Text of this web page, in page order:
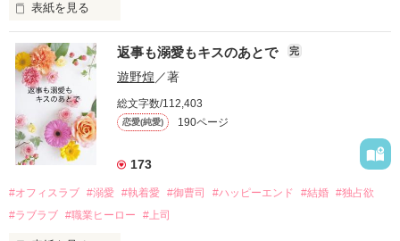
さらに、美桜が初めてだと知った哲平は
『責任をとる、結婚しよう』と真っ直ぐに告げてきた。
戸惑う美桜とは裏腹に、好きという気持ちを隠すことなく
甘やかしてくる。
そんなある日、哲平は美桜がストーカー被害に
遭っていることを知る。
美桜を守るため、哲平は同居を提案してきて――。
夏木美桜(なつきみお)
鳴海哲平 (なるみてっぺい)
表紙を見る
おかしな噂を流されて前の職場でうまくいかなかった梅田美
桜は、海外で傷心旅行をしていたところ、日本人美青年と出会
い、酒の勢いもあり一夜限りの関係となる。
帰国後、美桜は新しい職場でワンナイトした美青年と再会。
なんと彼の正体は、とある財閥御曹司にも関わらず、一族を離
れて起業した新進気鋭の実業家、社内でも冷徹だと評判な社長
――御影恭司その人だったのだ――！
なぜか恭司から飼い猫の世話係を命じられた美桜は、猫の世
の関係となってしまい――？
返事も溺愛もキスのあとで 完
遊野煌／著
総文字数/112,403
恋愛(純愛) 190ページ
173
#オフィスラブ #溺愛 #執着愛 #御曹司 #ハッピーエンド #結婚 #独占欲
#ラブラブ #職業ヒーロー #上司